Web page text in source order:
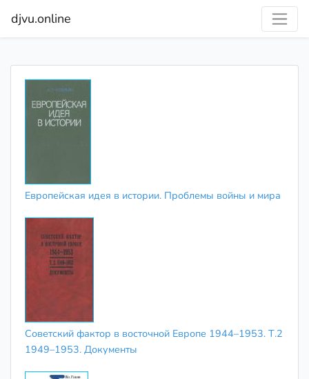
djvu.online
Европейская идея в истории. Проблемы войны и мира
Советский фактор в восточной Европе 1944–1953. Т.2
1949–1953. Документы